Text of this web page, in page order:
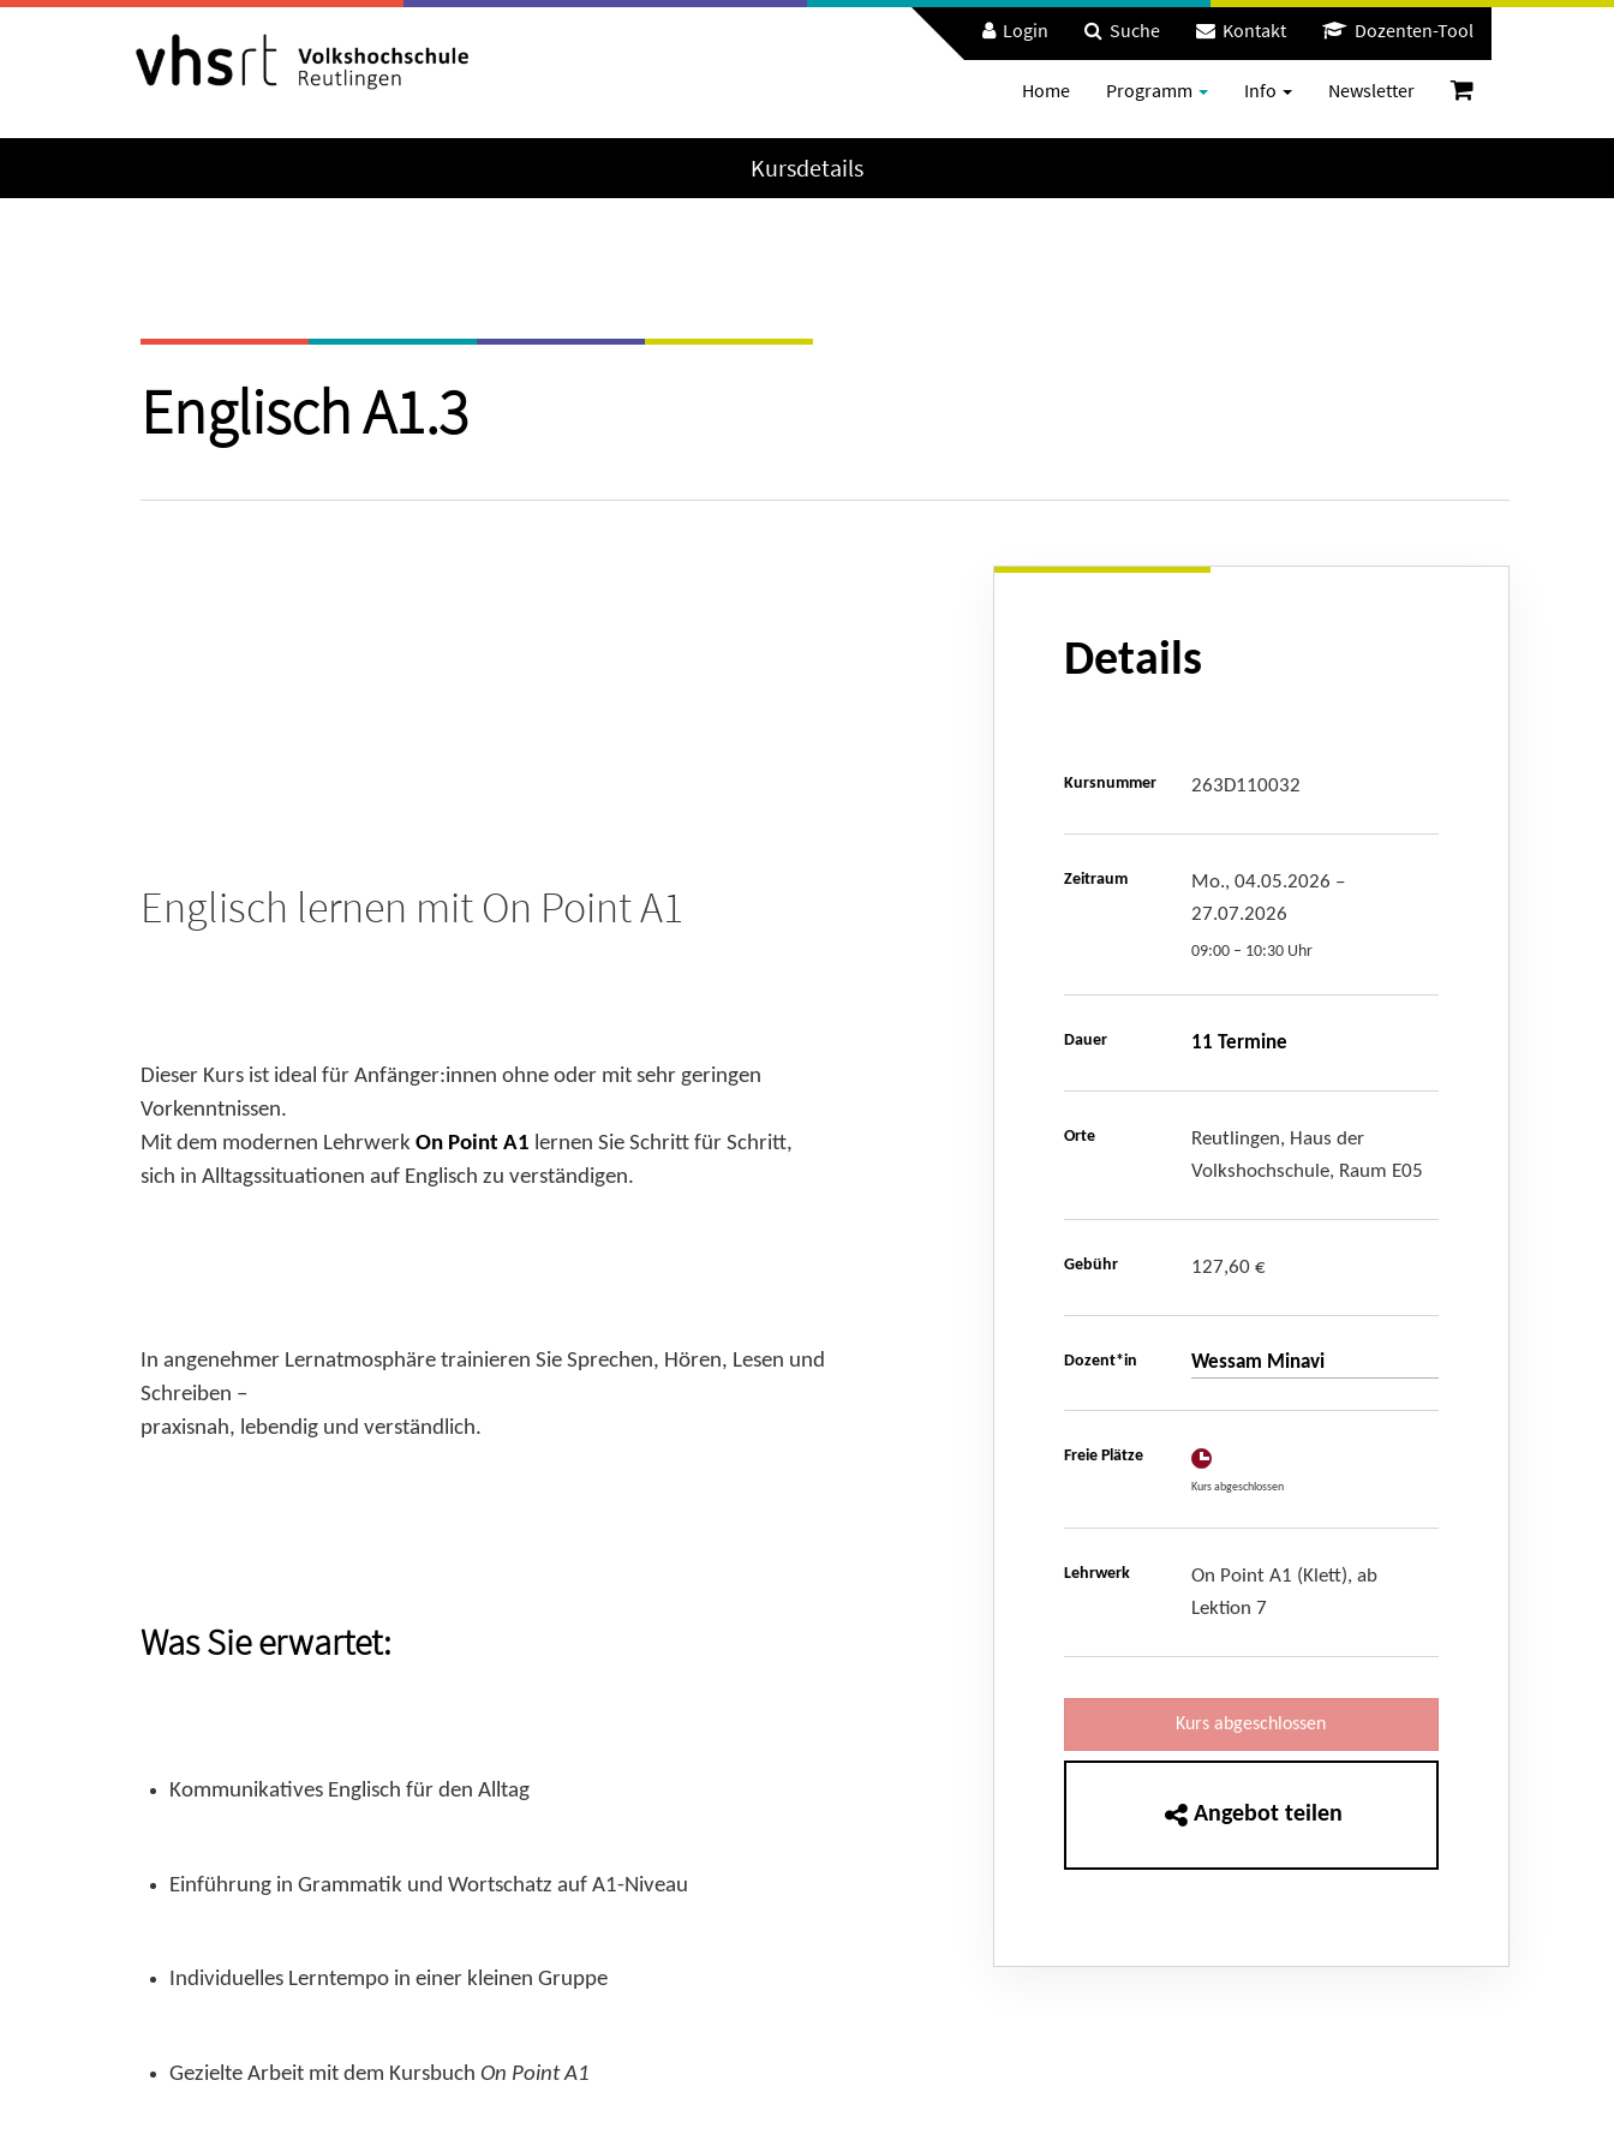
Login Suche Kontakt Dozenten-Tool
Home Programm Info Newsletter
Kursdetails
Englisch A1.3
Details
Kursnummer 263D110032
Zeitraum Mo., 04.05.2026 –
27.07.2026
09:00 – 10:30 Uhr
Dauer 11 Termine
Orte
Reutlingen, Haus der
Volkshochschule, Raum E05
Gebühr 127,60 €
Dozent*in Wessam Minavi
Freie Plätze
Kurs abgeschlossen
Lehrwerk
On Point A1 (Klett), ab
Lektion 7
Kurs abgeschlossen
Angebot teilen
Englisch lernen mit On Point A1
Dieser Kurs ist ideal für Anfänger:innen ohne oder mit sehr geringen
Vorkenntnissen.
Mit dem modernen Lehrwerk On Point A1 lernen Sie Schritt für Schritt,
sich in Alltagssituationen auf Englisch zu verständigen.
In angenehmer Lernatmosphäre trainieren Sie Sprechen, Hören, Lesen und
Schreiben –
praxisnah, lebendig und verständlich.
Was Sie erwartet:
Kommunikatives Englisch für den Alltag
Einführung in Grammatik und Wortschatz auf A1-Niveau
Individuelles Lerntempo in einer kleinen Gruppe
Gezielte Arbeit mit dem Kursbuch On Point A1